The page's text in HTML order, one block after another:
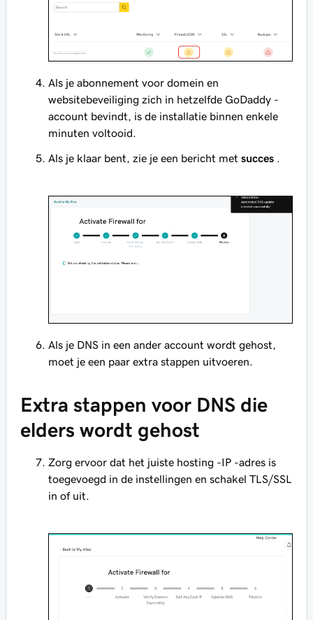
Als je abonnement voor domein en
websitebeveiliging zich in hetzelfde GoDaddy -
account bevindt, is de installatie binnen enkele
minuten voltooid.
Als je klaar bent, zie je een bericht met succes
Als je DNS in een ander account wordt gehost,
moet je een paar extra stappen uitvoeren.
Extra stappen voor DNS die
elders wordt gehost
Zorg ervoor dat het juiste hosting -IP -adres is
toegevoegd in de instellingen en schakel TLS/SSL
in of uit.